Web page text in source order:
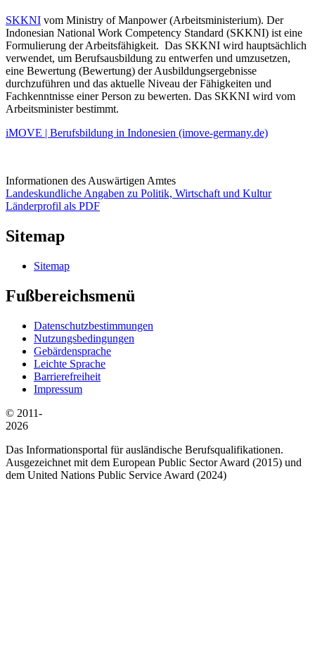
SKKNI vom Ministry of Manpower (Arbeitsministerium). Der
Indonesian National Work Competency Standard (SKKNI) ist eine
Formulierung der Arbeitsfähigkeit. Das SKKNI wird hauptsächlich
verwendet, um Berufsausbildung zu entwerfen und umzusetzen,
eine Bewertung (Bewertung) der Ausbildungsergebnisse
durchzuführen und das aktuelle Niveau der Fähigkeiten und
Fachkenntnisse einer Person zu bewerten. Das SKKNI wird vom
Arbeitsminister bestimmt.
iMOVE | Berufsbildung in Indonesien (imove-germany.de)
Informationen des Auswärtigen Amtes
Landeskundliche Angaben zu Politik, Wirtschaft und Kultur
Länderprofil als PDF
Sitemap
Sitemap
Fußbereichsmenü
Datenschutzbestimmungen
Nutzungsbedingungen
Gebärdensprache
Leichte Sprache
Barrierefreiheit
Impressum
© 2011-
2026
Das Informationsportal für ausländische Berufsqualifikationen.
Ausgezeichnet mit dem European Public Sector Award (2015) und
dem United Nations Public Service Award (2024)